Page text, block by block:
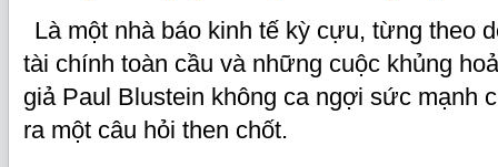
Là một nhà báo kinh tế kỳ cựu, từng theo
tài chính toàn cầu và những cuộc khủng
giả Paul Blustein không ca ngợi sức mạnh
ra một câu hỏi then chốt.